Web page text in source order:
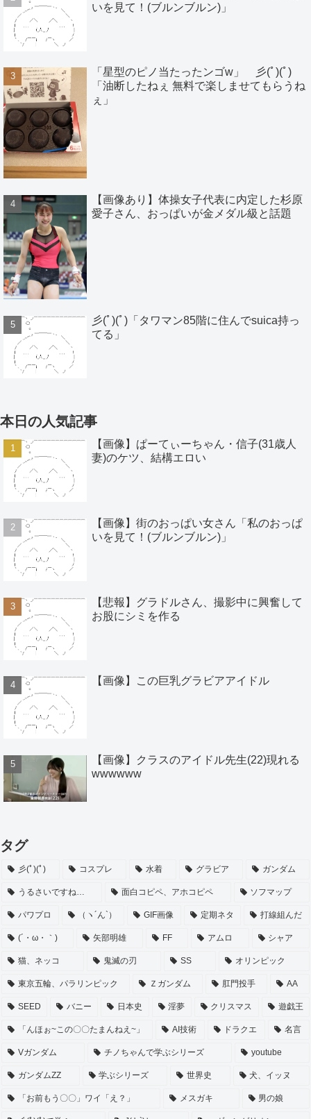
いを見て！(ブルンブルン)」
「星型のピノ当たったンゴw」 彡(ﾟ)(ﾟ)
「油断したねぇ 無料で楽しませてもらうね
ぇ」
【画像あり】体操女子代表に内定した杉原
愛子さん、おっぱいが金メダル級と話題
彡(ﾟ)(ﾟ)「タワマン85階に住んでsuica持っ
てる」
本日の人気記事
【画像】ぱーてぃーちゃん・信子(31歳人
妻)のケツ、結構エロい
【画像】街のおっぱい女さん「私のおっぱ
いを見て！(ブルンブルン)」
【悲報】グラドルさん、撮影中に興奮して
お股にシミを作る
【画像】この巨乳グラビアアイドル
【画像】クラスのアイドル先生(22)現れる
wwwwww
タグ
彡(ﾟ)(ﾟ) コスプレ 水着 グラビア ガンダム
うるさいですね… 面白コピペ、アホコピペ ソフマップ
パワプロ （ヽ´ん`） GIF画像 定期ネタ 打線組んだ
(´・ω・｀) 矢部明雄 FF アムロ シャア
猫、ネッコ 鬼滅の刃 SS オリンピック
東京五輪、パラリンピック Ｚガンダム 肛門投手 AA
SEED バニー 日本史 淫夢 クリスマス 遊戯王
「んほぉ~この〇〇たまんねえ~」 AI技術 ドラクエ 名言
Vガンダム チノちゃんで学ぶシリーズ youtube
ガンダムZZ 学ぶシリーズ 世界史 犬、イッヌ
「お前もう〇〇」ワイ「え？」 メスガキ 男の娘